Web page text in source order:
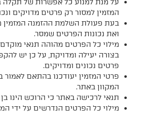
על מנת למנוע כל אפשרות של תקלה
המזמין למסור רק פרטים מדויקים
בעת פעולת השלמת ההזמנה
ואת נכונות הפרטים שמסר.
מילוי כל הפרטים מהוהה תנאי
בצורה יעילה ומדויקת, על כן יש
פרטים נכונים ומדויקים.
פרטי המזמין יעודכנו בהתאם לאמור
המקוון באתר.
תנאי לרכישה באתר כי הרוכש הינו בן 18 שנים ומעלה
מילוי כל הפרטים הנדרשים על ידי